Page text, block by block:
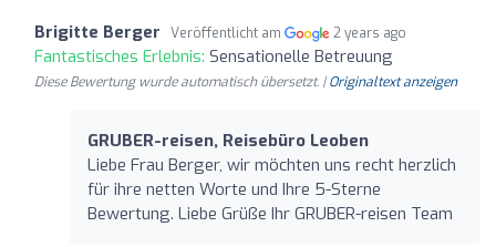
Brigitte Berger Veröffentlicht am 2 years ago
Fantastisches Erlebnis: Sensationelle Betreuung
Diese Bewertung wurde automatisch übersetzt. |Originaltext anzeigen
GRUBER-reisen, Reisebüro Leoben
Liebe Frau Berger, wir möchten uns recht herzlich
für ihre netten Worte und Ihre 5-Sterne
Bewertung. Liebe Grüße Ihr GRUBER-reisen Team